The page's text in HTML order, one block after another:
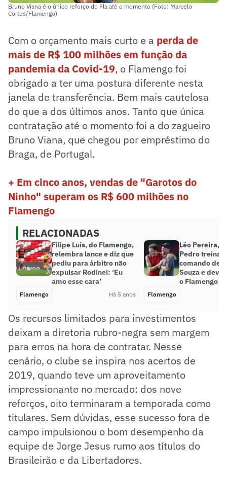
Bruno Viana é o único reforço do Fla até o momento (Foto: Marcelo
Cortes/Flamengo)
Com o orçamento mais curto e a perda de
mais de R$ 100 milhões em função da
pandemia da Covid-19, o Flamengo foi
obrigado a ter uma postura diferente nesta
janela de transferência. Bem mais cautelosa
do que a dos últimos anos. Tanto que única
contratação até o momento foi a do zagueiro
Bruno Viana, que chegou por empréstimo do
Braga, de Portugal.
+ Em cinco anos, vendas de "Garotos do
Ninho" superam os R$ 600 milhões no
Flamengo
RELACIONADAS
Filipe Luís, do Flamengo,
relembra lance e diz que
pediu para árbitro não
expulsar Rodinei: ‘Eu
amo esse cara’
Flamengo Há 5 anos
Léo Pereira,
Pedro
comando de
Souza e
o Flamengo
Flamengo
Os recursos limitados para investimentos
deixam a diretoria rubro-negra sem margem
para erros na hora de contratar. Nesse
cenário, o clube se inspira nos acertos de
2019, quando teve um aproveitamento
impressionante no mercado: dos nove
reforços, oito terminaram a temporada como
titulares. Sem dúvidas, esse sucesso fora de
campo impulsionou o bom desempenho da
equipe de Jorge Jesus rumo aos títulos do
Brasileirão e da Libertadores.